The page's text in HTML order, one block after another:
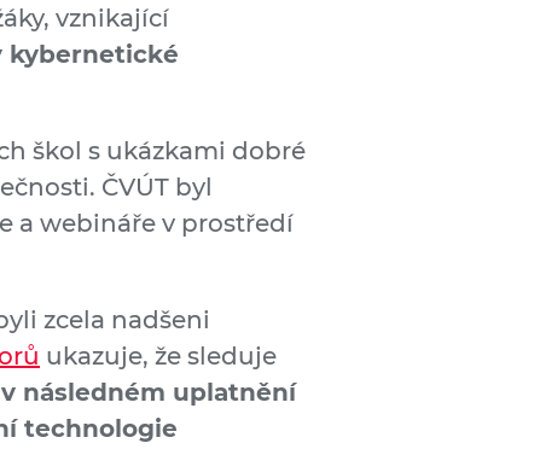
vznikající
kybernetické
škol s ukázkami dobré
ČVÚT byl
a webináře v prostředí
zcela nadšeni
ukazuje, že sleduje
následném uplatnění
technologie